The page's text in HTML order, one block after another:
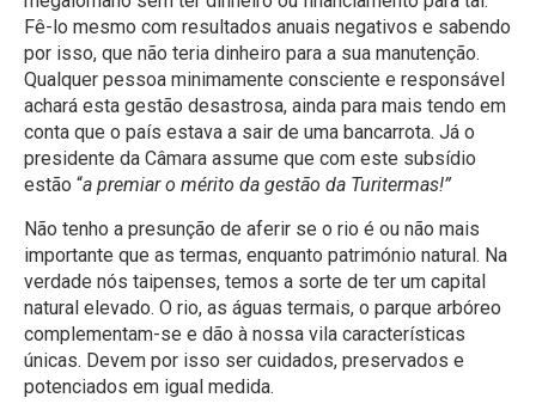
Fê-lo mesmo com resultados anuais negativos e sabendo
por isso, que não teria dinheiro para a sua manutenção.
Qualquer pessoa minimamente consciente e responsável
achará esta gestão desastrosa, ainda para mais tendo em
conta que o país estava a sair de uma bancarrota. Já o
presidente da Câmara assume que com este subsídio
estão “a premiar o mérito da gestão da Turitermas!”
Não tenho a presunção de aferir se o rio é ou não mais
importante que as termas, enquanto património natural. Na
verdade nós taipenses, temos a sorte de ter um capital
natural elevado. O rio, as águas termais, o parque arbóreo
complementam-se e dão à nossa vila características
únicas. Devem por isso ser cuidados, preservados e
potenciados em igual medida.